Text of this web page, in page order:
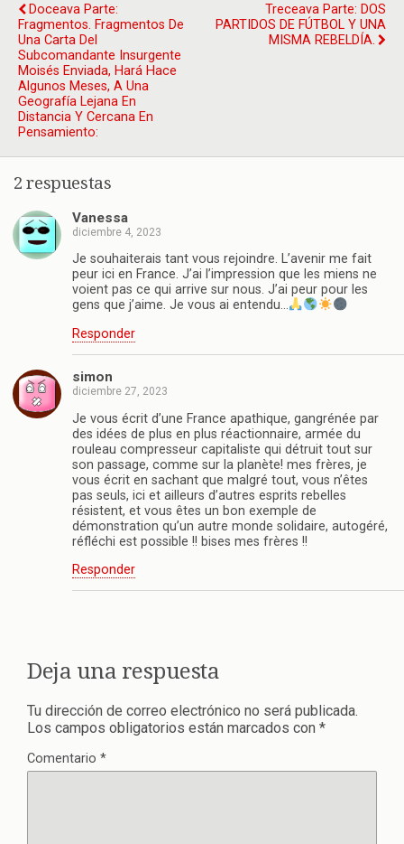
Doceava Parte:
Fragmentos. Fragmentos De
Una Carta Del
Subcomandante Insurgente
Moisés Enviada, Hará Hace
Algunos Meses, A Una
Geografía Lejana En
Distancia Y Cercana En
Pensamiento:
Treceava Parte: DOS
PARTIDOS DE FÚTBOL Y UNA
MISMA REBELDÍA.
2 respuestas
Vanessa
diciembre 4, 2023
Je souhaiterais tant vous rejoindre. L’avenir me fait
peur ici en France. J’ai l’impression que les miens ne
voient pas ce qui arrive sur nous. J’ai peur pour les
gens que j’aime. Je vous ai entendu…
Responder
simon
diciembre 27, 2023
Je vous écrit d’une France apathique, gangrénée par
des idées de plus en plus réactionnaire, armée du
rouleau compresseur capitaliste qui détruit tout sur
son passage, comme sur la planète! mes frères, je
vous écrit en sachant que malgré tout, vous n’êtes
pas seuls, ici et ailleurs d’autres esprits rebelles
résistent, et vous êtes un bon exemple de
démonstration qu’un autre monde solidaire, autogéré,
réfléchi est possible !! bises mes frères !!
Responder
Deja una respuesta
Tu dirección de correo electrónico no será publicada.
Los campos obligatorios están marcados con *
Comentario *